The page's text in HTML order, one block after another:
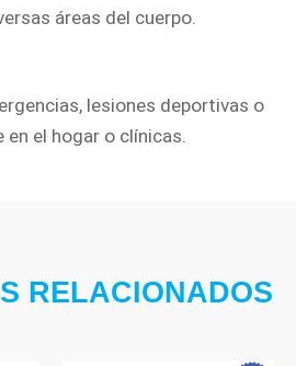
áreas del cuerpo.
lesiones deportivas o
el hogar o clínicas.
RELACIONADOS